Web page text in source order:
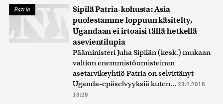
Patria
Sipilä Patria-kohusta: Asia
puolestamme loppuun käsitelty,
Ugandaan ei irtoaisi tällä hetkellä
asevientilupia
Pääministeri Juha Sipilän (kesk.) mukaan
valtion enemmistöomisteinen
asetarvikeyhtiö Patria on selvittänyt
Uganda-epäselvyyksiä kuten... 23.2.2018
13:28